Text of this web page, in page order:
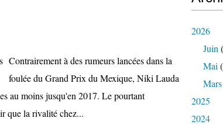
Contrairement à des rumeurs lancées dans la
foulée du Grand Prix du Mexique, Niki Lauda
au moins jusqu'en 2017. Le pourtant
que la rivalité chez...
2026
Juin
Mai
Mars
2025
2024